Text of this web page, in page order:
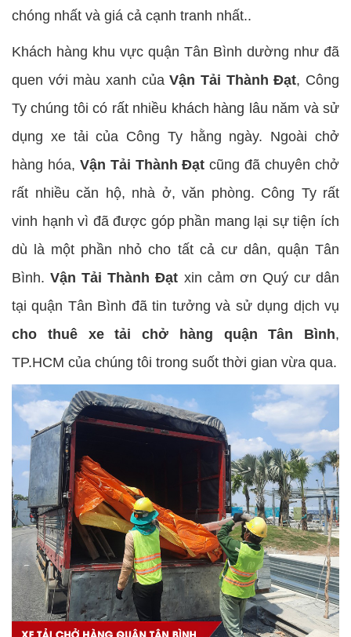
chóng nhất và giá cả cạnh tranh nhất..
Khách hàng khu vực quận Tân Bình dường như đã
quen với màu xanh củaVận Tải Thành Đạt, Công
Ty chúng tôi có rất nhiều khách hàng lâu năm và sử
dụng xe tải của Công Ty hằng ngày. Ngoài chở
hàng hóa, Vận Tải Thành Đạtcũng đã chuyên chở
rất nhiều căn hộ, nhà ở, văn phòng. Công Ty rất
vinh hạnh vì đã được góp phần mang lại sự tiện ích
dù là một phần nhỏ cho tất cả cư dân, quận Tân
Bình.Vận Tải Thành Đạt xin cảm ơn Quý cư dân
tại quận Tân Bình đã tin tưởng và sử dụng dịch vụ
cho thuê xe tải chở hàng quận Tân Bình,
TP.HCM của chúng tôi trong suốt thời gian vừa qua.